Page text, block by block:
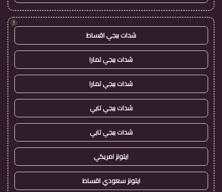
!
شدات ببجي اقساط
شدات ببجي تمارا
شدات ببجي تمارا
شدات ببجي تابي
شدات ببجي تابي
ايتونز امريكي
ايتونز سعودي اقساط